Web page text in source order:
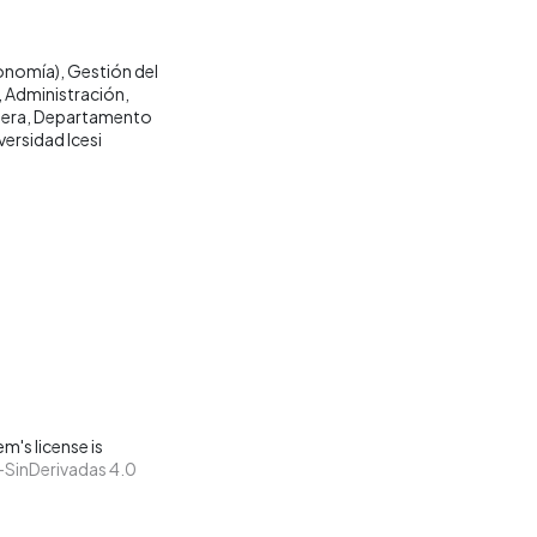
Gestión del
Administración
Departamento
Icesi
license is
4.0